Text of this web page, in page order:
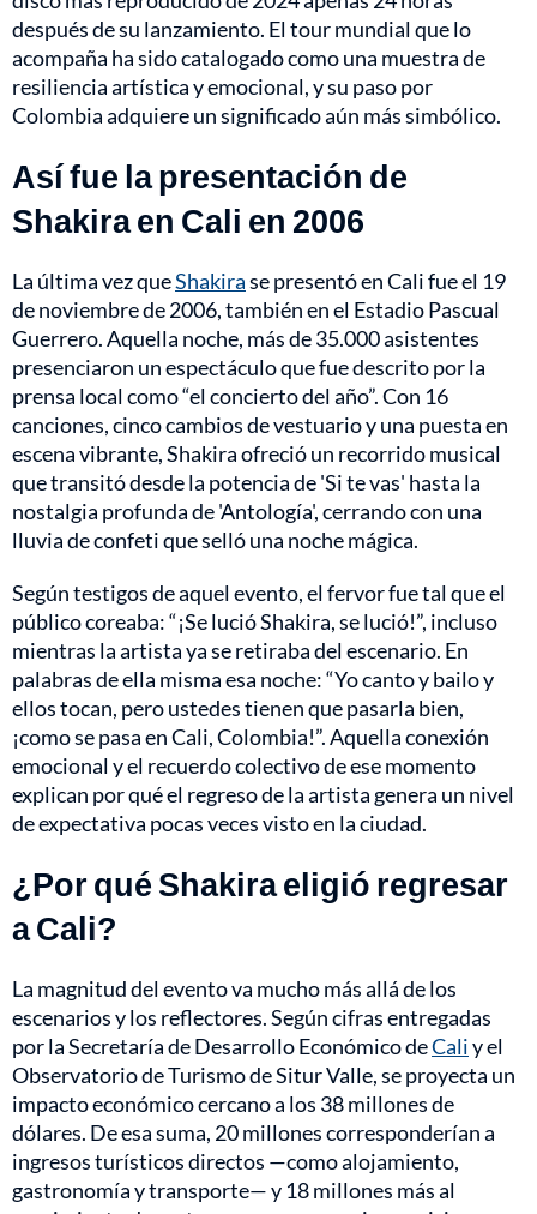
después de su lanzamiento. El tour mundial que lo
acompaña ha sido catalogado como una muestra de
resiliencia artística y emocional, y su paso por
Colombia adquiere un significado aún más simbólico.
Así fue la presentación de
Shakira en Cali en 2006
La última vez queShakirase presentó en Cali fue el 19
de noviembre de 2006, también en el Estadio Pascual
Guerrero. Aquella noche, más de 35.000 asistentes
presenciaron un espectáculo que fue descrito por la
prensa local como “el concierto del año”. Con 16
canciones, cinco cambios de vestuario y una puesta en
escena vibrante, Shakira ofreció un recorrido musical
que transitó desde la potencia de 'Si te vas' hasta la
nostalgia profunda de 'Antología', cerrando con una
lluvia de confeti que selló una noche mágica.
Según testigos de aquel evento, el fervor fue tal que el
público coreaba: “¡Se lució Shakira, se lució!”, incluso
mientras la artista ya se retiraba del escenario. En
palabras de ella misma esa noche: “Yo canto y bailo y
ellos tocan, pero ustedes tienen que pasarla bien,
¡como se pasa en Cali, Colombia!”. Aquella conexión
emocional y el recuerdo colectivo de ese momento
explican por qué el regreso de la artista genera un nivel
de expectativa pocas veces visto en la ciudad.
¿Por qué Shakira eligió regresar
a Cali?
La magnitud del evento va mucho más allá de los
escenarios y los reflectores. Según cifras entregadas
por la Secretaría de Desarrollo Económico deCaliy el
Observatorio de Turismo de Situr Valle, se proyecta un
impacto económico cercano a los 38 millones de
dólares. De esa suma, 20 millones corresponderían a
ingresos turísticos directos —como alojamiento,
gastronomía y transporte— y 18 millones más al